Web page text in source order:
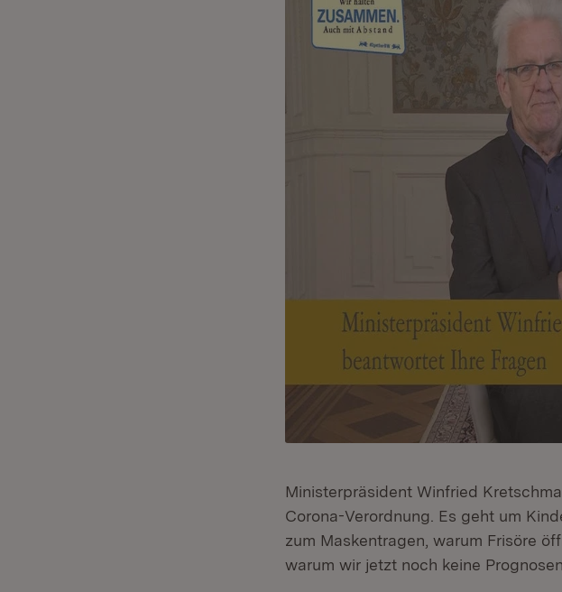
Ministerpräsident Winfried
Corona-Verordnung. Es geht um
zum Maskentragen, warum Frisöre
warum wir jetzt noch keine